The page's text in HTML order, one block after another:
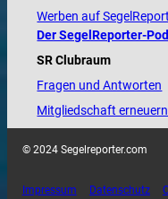
Werben auf
Der SegelReporter-
SR Clubraum
Fragen und Antworten
Mitgliedschaft erneuern
© 2024 Segelreporter.com
Impressum Datenschutz